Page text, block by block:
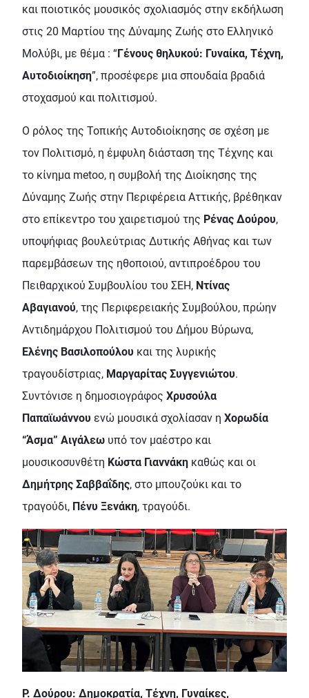
και ποιοτικός μουσικός σχολιασμός στην εκδήλωση
στις 20 Μαρτίου της Δύναμης Ζωής στο Ελληνικό
Μολύβι, με θέμα : “Γένους θηλυκού: Γυναίκα, Τέχνη,
Αυτοδιοίκηση”, προσέφερε μια σπουδαία βραδιά
στοχασμού και πολιτισμού.
Ο ρόλος της Τοπικής Αυτοδιοίκησης σε σχέση με
τον Πολιτισμό, η έμφυλη διάσταση της Τέχνης και
το κίνημα metoo, η συμβολή της Διοίκησης της
Δύναμης Ζωής στην Περιφέρεια Αττικής, βρέθηκαν
στο επίκεντρο του χαιρετισμού της Ρένας Δούρου,
υποψήφιας βουλεύτριας Δυτικής Αθήνας και των
παρεμβάσεων της ηθοποιού, αντιπροέδρου του
Πειθαρχικού Συμβουλίου του ΣΕΗ, Ντίνας
Αβαγιανού, της Περιφερειακής Συμβούλου, πρώην
Αντιδημάρχου Πολιτισμού του Δήμου Βύρωνα,
Ελένης Βασιλοπούλου και της λυρικής
τραγουδίστριας, Μαργαρίτας Συγγενιώτου.
Συντόνισε η δημοσιογράφος Χρυσούλα
Παπαϊωάννου ενώ μουσικά σχολίασαν η Χορωδία
“Άσμα” Αιγάλεω υπό τον μαέστρο και
μουσικοσυνθέτη Κώστα Γιαννάκη καθώς και οι
Δημήτρης Σαββαΐδης, στο μπουζούκι και το
τραγούδι, Πένυ Ξενάκη, τραγούδι.
Ρ. Δούρου: Δημοκρατία, Τέχνη, Γυναίκες,